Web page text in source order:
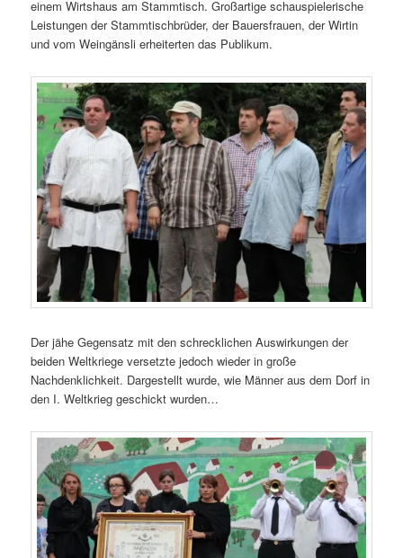
einem Wirtshaus am Stammtisch. Großartige schauspielerische
Leistungen der Stammtischbrüder, der Bauersfrauen, der Wirtin
und vom Weingänsli erheiterten das Publikum.
Der jähe Gegensatz mit den schrecklichen Auswirkungen der
beiden Weltkriege versetzte jedoch wieder in große
Nachdenklichkeit. Dargestellt wurde, wie Männer aus dem Dorf in
den I. Weltkrieg geschickt wurden…